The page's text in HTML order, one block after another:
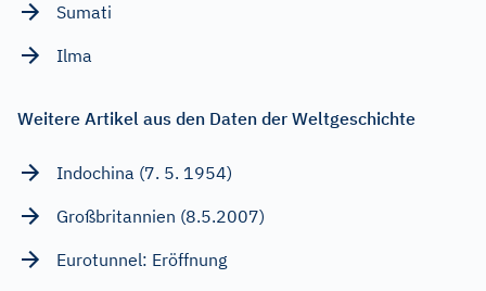
Sumati
Ilma
Weitere Artikel aus den Daten der Weltgeschichte
Indochina (7. 5. 1954)
Großbritannien (8.5.2007)
Eurotunnel: Eröffnung